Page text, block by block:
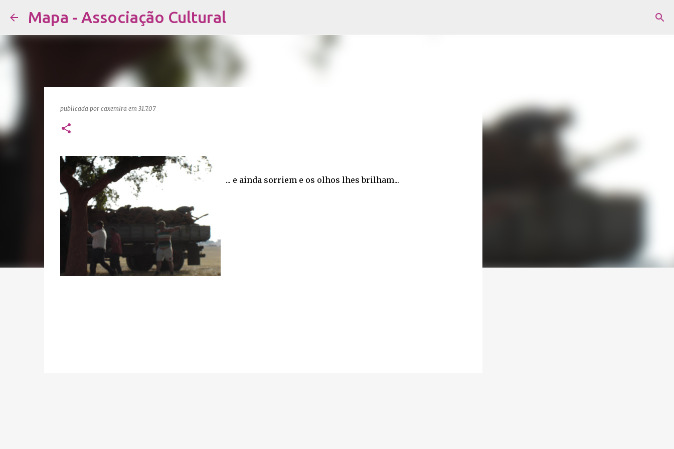
Mapa - Associação Cultural
publicada por caxemira em 31.7.07
... e ainda sorriem e os olhos lhes brilham...